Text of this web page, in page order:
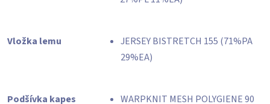
Vložka lemu
JERSEY BISTRETCH 155 (71%PA
29%EA)
Podšívka kapes
WARPKNIT MESH POLYGIENE 90